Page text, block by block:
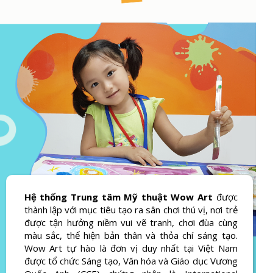
Hệ thống Trung tâm Mỹ thuật Wow Art được
thành lập với mục tiêu tạo ra sân chơi thú vị, nơi trẻ
được tận hưởng niềm vui vẽ tranh, chơi đùa cùng
màu sắc, thể hiện bản thân và thỏa chí sáng tạo.
Wow Art tự hào là đơn vị duy nhất tại Việt Nam
được tổ chức Sáng tạo, Văn hóa và Giáo dục Vương